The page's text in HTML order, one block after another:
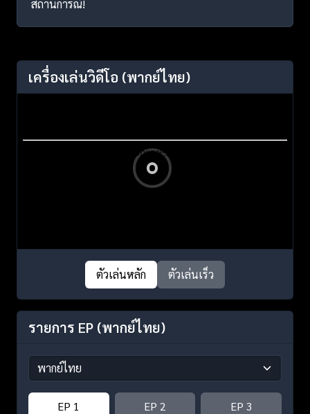
สถานการณ์!
เครื่องเล่นวิดีโอ (พากย์ไทย)
ตัวเล่นหลัก ตัวเล่นเร็ว
รายการ EP (พากย์ไทย)
EP 1 EP 2 EP 3